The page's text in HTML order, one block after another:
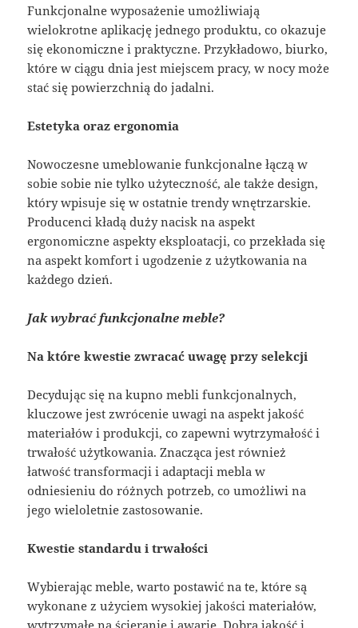
Funkcjonalne wyposażenie umożliwiają
wielokrotne aplikację jednego produktu, co okazuje
się ekonomiczne i praktyczne. Przykładowo, biurko,
które w ciągu dnia jest miejscem pracy, w nocy może
stać się powierzchnią do jadalni.
Estetyka oraz ergonomia
Nowoczesne umeblowanie funkcjonalne łączą w
sobie sobie nie tylko użyteczność, ale także design,
który wpisuje się w ostatnie trendy wnętrzarskie.
Producenci kładą duży nacisk na aspekt
ergonomiczne aspekty eksploatacji, co przekłada się
na aspekt komfort i ugodzenie z użytkowania na
każdego dzień.
Jak wybrać funkcjonalne meble?
Na które kwestie zwracać uwagę przy selekcji
Decydując się na kupno mebli funkcjonalnych,
kluczowe jest zwrócenie uwagi na aspekt jakość
materiałów i produkcji, co zapewni wytrzymałość i
trwałość użytkowania. Znacząca jest również
łatwość transformacji i adaptacji mebla w
odniesieniu do różnych potrzeb, co umożliwi na
jego wieloletnie zastosowanie.
Kwestie standardu i trwałości
Wybierając meble, warto postawić na te, które są
wykonane z użyciem wysokiej jakości materiałów,
wytrzymałe na ścieranie i awarie. Dobra jakość i